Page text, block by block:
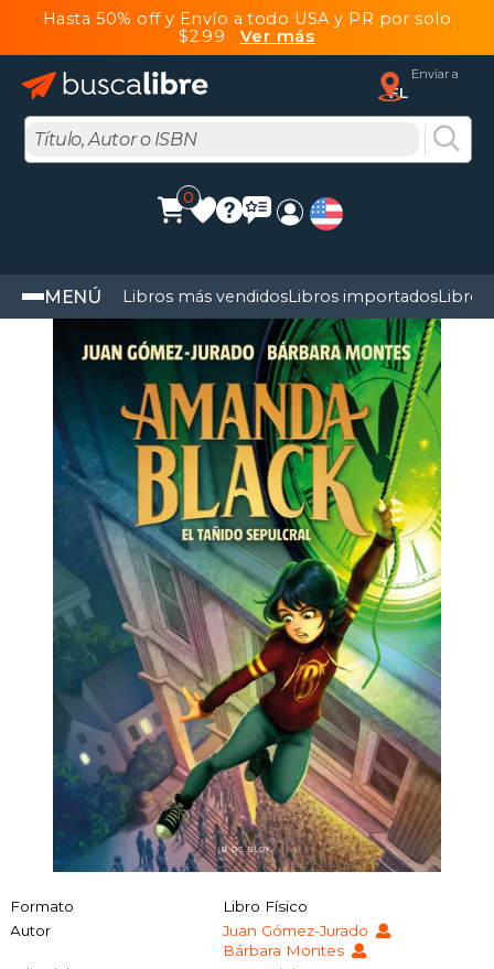
Hasta 50% off y Envío a todo USA y PR por solo
$2.99 Ver más
Enviar a
FL
0
MENÚ Libros más vendidosLibros importadosLibros
Formato
Libro Físico
Autor
Juan Gómez-Jurado
Bárbara Montes